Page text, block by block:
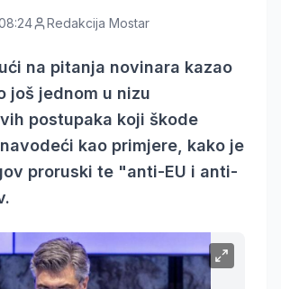
Redakcija Mostar
na pitanja novinara kazao
još jednom u nizu
postupaka koji škode
kao primjere, kako je
proruski te "anti-EU i anti-